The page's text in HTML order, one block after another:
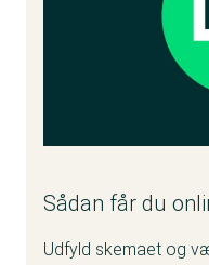
Sådan får du
Udfyld skemaet og